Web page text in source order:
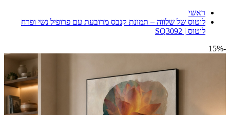
ראשי
לוטוס של שלווה – תמונת קנבס מרובעת עם פרופיל נשי ופרח
לוטוס | SQ3092
-15%